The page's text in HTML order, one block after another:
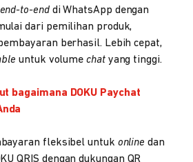
end-to-end di WhatsApp dengan
dari pemilihan produk,
berhasil. Lebih cepat,
untuk volumechatyang tinggi.
bagaimana DOKU Paychat
fleksibel untuk online dan
QRIS dengan dukungan QR